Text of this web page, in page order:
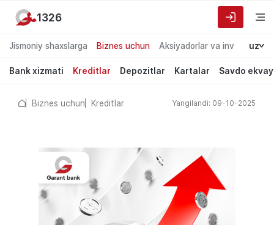
Jismoniy shaxslarga Biznes uchun Aksiyadorlar va investorlarga
uz
Bank xizmati Kreditlar Depozitlar Kartalar Savdo
1326
Biznes uchun Kreditlar Yangilandi: 09-10-2025